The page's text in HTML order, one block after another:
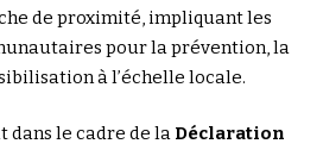
de proximité, impliquant les
pour la prévention, la
à l’échelle locale.
dans le cadre de la Déclaration